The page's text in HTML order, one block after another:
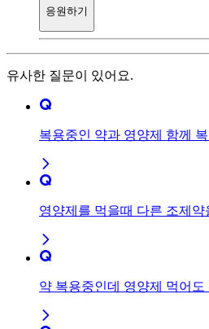
응원하기
유사한 질문이 있어요.
복용중인 약과 영양제 함께
영양제를 먹을때 다른 조제약
약 복용중인데 영양제 먹어도